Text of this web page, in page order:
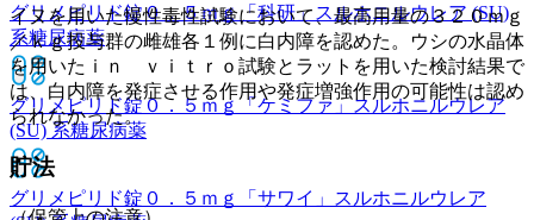
グリメピリド錠０．５ｍｇ「科研」 スルホニルウレア (SU)
系糖尿病薬
グリメピリド錠０．５ｍｇ「ケミファ」スルホニルウレア
(SU) 系糖尿病薬
グリメピリド錠０．５ｍｇ「サワイ」
スルホニルウレア
イヌを用いた慢性毒性試験において、最高用量の３２０ｍｇ
／ｋｇ投与群の雌雄各１例に白内障を認めた。ウシの水晶体
を用いたｉｎ ｖｉｔｒｏ試験とラットを用いた検討結果で
は、白内障を発症させる作用や発症増強作用の可能性は認め
られなかった。
貯法